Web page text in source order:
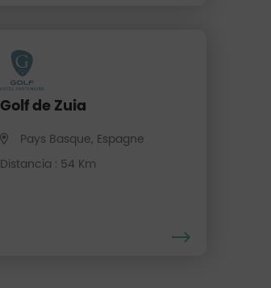
Golf de Zuia
Pays Basque, Espagne
Distancia : 54 Km